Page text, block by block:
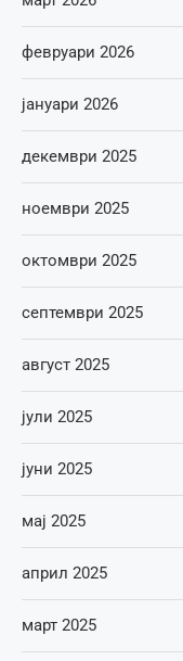
февруари 2026
јануари 2026
декември 2025
ноември 2025
октомври 2025
септември 2025
август 2025
јули 2025
јуни 2025
мај 2025
април 2025
март 2025